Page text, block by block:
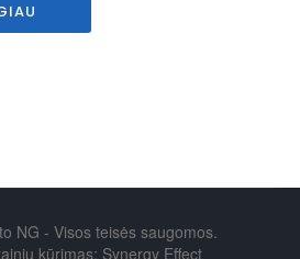
NG - Visos teisės saugomos.
kūrimas: Synergy Effect